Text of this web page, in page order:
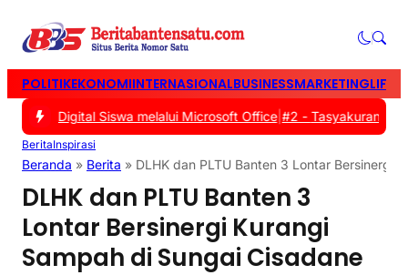
POLITIKEKONOMIINTERNASIONALBUSINESSMARKETING
Digital Siswa melalui Microsoft Office|#2 -Tasyakuran Warga
BeritaInspirasi
Beranda » Berita » DLHK dan PLTU Banten 3 Lontar Bersinergi
DLHK dan PLTU Banten 3
Lontar Bersinergi Kurangi
Sampah di Sungai Cisadane